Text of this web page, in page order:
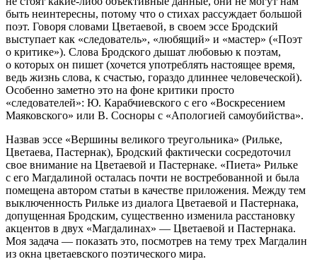
быть неинтересны, потому что о стихах рассуждает большой
поэт. Говоря словами Цветаевой, в своем эссе Бродский
выступает как «следователь», «любящий» и «мастер» («Поэт
о критике»). Слова Бродского дышат любовью к поэтам,
о которых он пишет (хочется употреблять настоящее время,
ведь жизнь слова, к счастью, гораздо длиннее человеческой).
Особенно заметно это на фоне критики просто
«следователей»: Ю. Карабчиевского с его «Воскресением
Маяковского» или В. Сосноры с «Апологией самоубийства».
Назвав эссе «Вершины великого треугольника» (Рильке,
Цветаева, Пастернак), Бродский фактически сосредоточил
свое внимание на Цветаевой и Пастернаке. «Пиета» Рильке
с его Магдалиной осталась почти не востребованной и была
помещена автором статьи в качестве приложения. Между тем
выключенность Рильке из диалога Цветаевой и Пастернака,
допущенная Бродским, существенно изменила расстановку
акцентов в двух «Магдалинах» — Цветаевой и Пастернака.
Моя задача — показать это, посмотрев на тему трех Магдалин
из окна цветаевского поэтического мира.